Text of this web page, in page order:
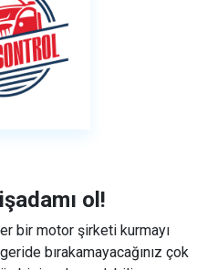
ol!
bir motor şirketi kurmayı
bırakamayacağınız çok